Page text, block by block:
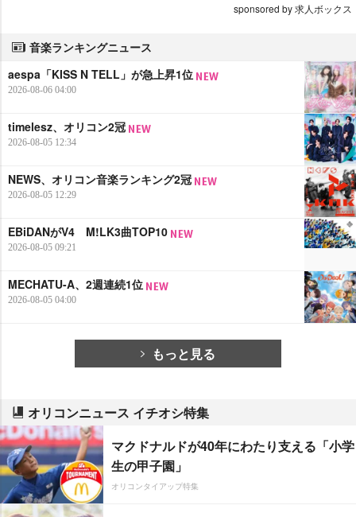
sponsored by 求人ボックス
音楽ランキングニュース
aespa「KISS N TELL」が急上昇1位
2026-08-06 04:00
timelesz、オリコン2冠
2026-08-05 12:34
NEWS、オリコン音楽ランキング2冠
2026-08-05 12:29
EBiDANがV4 M!LK3曲TOP10
2026-08-05 09:21
MECHATU-A、2週連続1位
2026-08-05 04:00
もっと見る
オリコンニュース イチオシ特集
マクドナルドが40年にわたり支える「小学
生の甲子園」
オリコンタイアップ特集